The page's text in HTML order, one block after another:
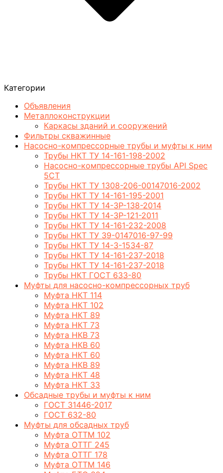
Категории
Объявления
Металлоконструкции
Каркасы зданий и сооружений
Фильтры скважинные
Насосно-компрессорные трубы и муфты к ним
Трубы НКТ ТУ 14-161-198-2002
Насосно-компрессорные трубы API Spec
5CT
Трубы НКТ ТУ 1308-206-00147016-2002
Трубы НКТ ТУ 14-161-195-2001
Трубы НКТ ТУ 14-3Р-138-2014
Трубы НКТ ТУ 14-3Р-121-2011
Трубы НКТ ТУ 14-161-232-2008
Трубы НКТ ТУ 39-0147016-97-99
Трубы НКТ ТУ 14-3-1534-87
Трубы НКТ ТУ 14-161-237-2018
Трубы НКТ ТУ 14-161-237-2018
Трубы НКТ ГОСТ 633-80
Муфты для насосно-компрессорных труб
Муфта НКТ 114
Муфта НКТ 102
Муфта НКТ 89
Муфта НКТ 73
Муфта НКВ 73
Муфта НКВ 60
Муфта НКТ 60
Муфта НКВ 89
Муфта НКТ 48
Муфта НКТ 33
Обсадные трубы и муфты к ним
ГОСТ 31446-2017
ГОСТ 632-80
Муфты для обсадных труб
Муфта ОТТМ 102
Муфта ОТТГ 245
Муфта ОТТГ 178
Муфта ОТТМ 146